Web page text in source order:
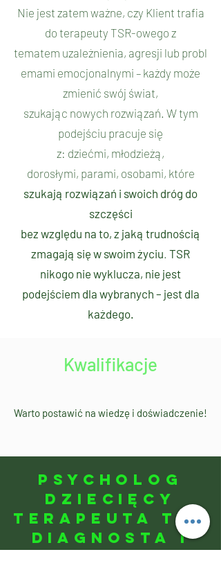
Nie jest zatem ważne, czy Klient trafia
do terapeuty TSR-owego z
tematem uzależnienia, agresji lub probl
emami emocjonalnymi – każdy może
zmienić swój świat,
szukając nowych rozwiązań. W tym
podejściu pracuje się
z: dziećmi, młodzieżą,
dorosłymi, parami, osobami, które
szukają rozwiązań i swoich dróg do
szczęści
bez względu na to, z jaką trudnością
zmagają się w swoim życiu. TSR
nikogo nie wyklucza, nie jest
podejściem dla wybranych – jest dla
każdego.
Kwalifikacje
Warto postawić na wiedzę i doświadczenie!
PsycholoG
dziecięcy
terapeuta Tsr
diagnosta i